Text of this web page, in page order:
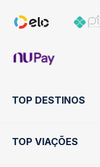
TOP DESTINOS
Ônibus Rio de Janeiro
TOP VIAÇÕES